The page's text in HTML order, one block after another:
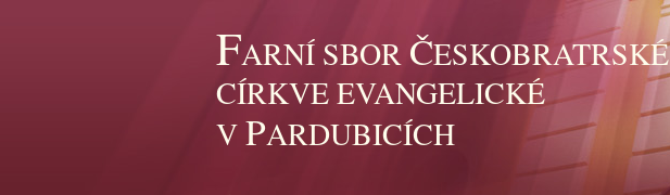
FARNÍ SBOR ČESKOBRATRSKÉ
CÍRKVE EVANGELICKÉ
VPARDUBICÍCH